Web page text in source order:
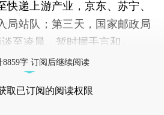
快递上游产业，京东、苏宁、
局站队；第三天，国家邮政局
至凌晨，暂时握手言和。
8859字 订阅后继续阅读
取已订阅的阅读权限